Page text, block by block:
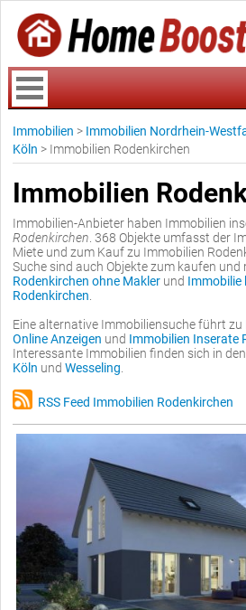
Immobilien > Immobilien Nordrhein-
Köln > Immobilien Rodenkirchen
Immobilien
Immobilien-Anbieter haben Immobilien
Rodenkirchen . 368 Objekte umfasst der
Miete und zum Kauf zu Immobilien
Suche sind auch Objekte zum kaufen und
Rodenkirchen ohne Makler und Immobilie
Rodenkirchen
Eine alternative Immobiliensuche führt zu
Online Anzeigen und Immobilien Inserate
Interessante Immobilien finden sich in
Köln und Wesseling
RSS Feed Immobilien Rodenkirchen